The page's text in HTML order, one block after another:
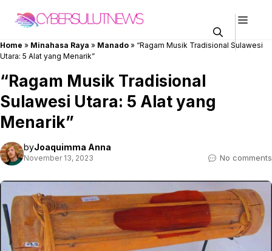
Home » Minahasa Raya » Manado » “Ragam Musik Tradisional Sulawesi
Utara: 5 Alat yang Menarik”
“Ragam Musik Tradisional
Sulawesi Utara: 5 Alat yang
Menarik”
byJoaquimma Anna
November 13, 2023 No comments